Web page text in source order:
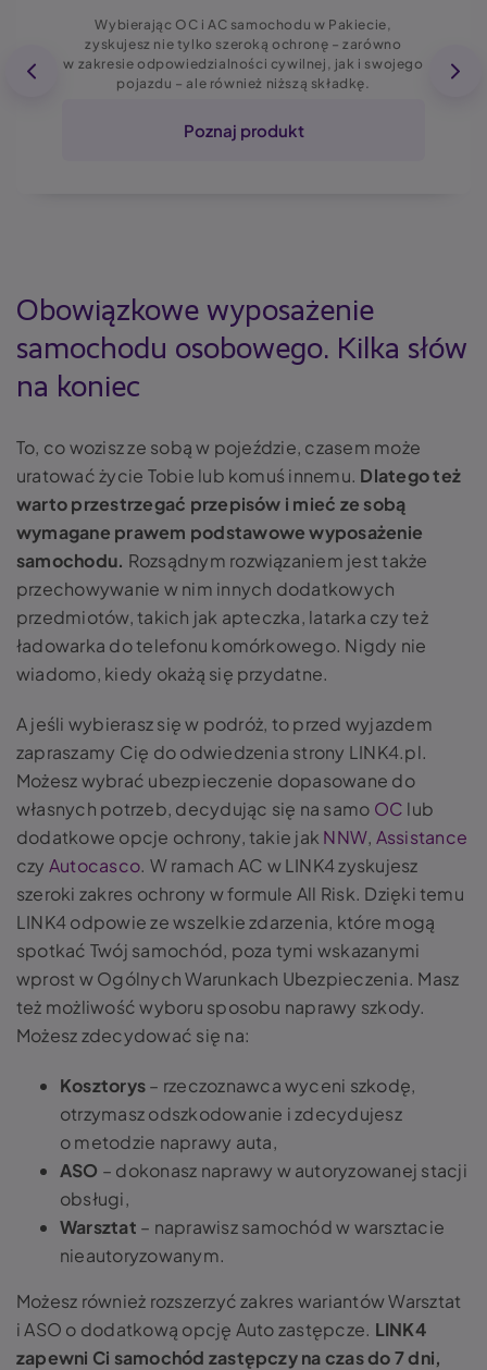
Wybierając OC i AC samochodu w Pakiecie,
zyskujesz nie tylko szeroką ochronę – zarówno
w zakresie odpowiedzialności cywilnej, jak i swojego
pojazdu – ale również niższą składkę.
Poznaj produkt
Obowiązkowe wyposażenie
samochodu osobowego. Kilka słów
na koniec
To, co wozisz ze sobą w pojeździe, czasem może
uratować życie Tobie lub komuś innemu. Dlatego też
warto przestrzegać przepisów i mieć ze sobą
wymagane prawem podstawowe wyposażenie
samochodu. Rozsądnym rozwiązaniem jest także
przechowywanie w nim innych dodatkowych
przedmiotów, takich jak apteczka, latarka czy też
ładowarka do telefonu komórkowego. Nigdy nie
wiadomo, kiedy okażą się przydatne.
A jeśli wybierasz się w podróż, to przed wyjazdem
zapraszamy Cię do odwiedzenia strony LINK4.pl.
Możesz wybrać ubezpieczenie dopasowane do
własnych potrzeb, decydując się na samo OC lub
dodatkowe opcje ochrony, takie jak NNW, Assistance
czy Autocasco. W ramach AC w LINK4 zyskujesz
szeroki zakres ochrony w formule All Risk. Dzięki temu
LINK4 odpowie ze wszelkie zdarzenia, które mogą
spotkać Twój samochód, poza tymi wskazanymi
wprost w Ogólnych Warunkach Ubezpieczenia. Masz
też możliwość wyboru sposobu naprawy szkody.
Możesz zdecydować się na:
Kosztorys– rzeczoznawca wyceni szkodę,
otrzymasz odszkodowanie i zdecydujesz
o metodzie naprawy auta,
ASO – dokonasz naprawy w autoryzowanej stacji
obsługi,
Warsztat – naprawisz samochód w warsztacie
nieautoryzowanym.
Możesz również rozszerzyć zakres wariantów Warsztat
i ASO o dodatkową opcję Auto zastępcze. LINK4
zapewni Ci samochód zastępczy na czas do 7 dni,